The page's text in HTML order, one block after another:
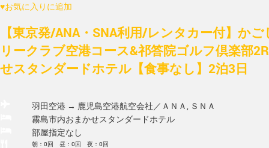
♥お気に入りに追加
【東京発/ANA・SNA利用/レンタカー付】か
リークラブ空港コース&祁答院ゴルフ倶楽部
せスタンダードホテル【食事なし】2泊3日
羽田空港 → 鹿児島空港航空会社／ＡＮＡ, ＳＮＡ
霧島市内おまかせスタンダードホテル
部屋指定なし
朝：0回 昼：0回 夜：0回